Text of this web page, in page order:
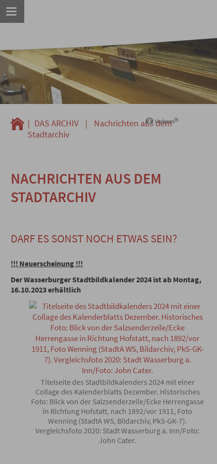
| DAS ARCHIV |
Nachrichten aus dem
Stadtarchiv
NACHRICHTEN AUS DEM
STADTARCHIV
DARF ES SONST NOCH ETWAS SEIN?
!!! Neuerscheinung !!!
Der Wasserburger Stadtbildkalender 2024 ist ab Montag,
16.10.2023erhältlich
Titelseite des Stadtbildkalenders 2024 mit einer
Collage des Kalenderblatts Dezember. Historisches
Foto: Blick von der Salzsenderzeile/Ecke Herrengasse
in Richtung Hofstatt, nach 1892/vor 1911, Foto
Wenning (StadtA WS, Bildarchiv, PkS-GK-7).
Vergleichsfoto 2020: Stadt Wasserburg a. Inn/Foto:
John Cater.